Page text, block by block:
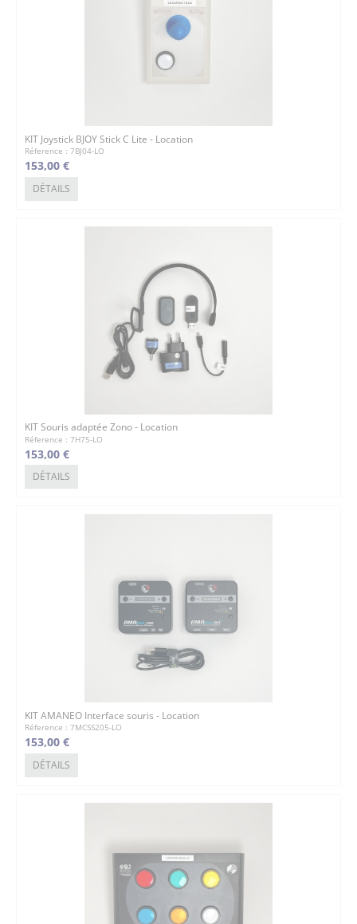
KIT Joystick BJOY Stick C Lite - Location
Réference : 7BJ04-LO
153,00 €
DÉTAILS
KIT Souris adaptée Zono - Location
Réference : 7H75-LO
153,00 €
DÉTAILS
KIT AMANEO Interface souris - Location
Réference : 7MCSS205-LO
153,00 €
DÉTAILS